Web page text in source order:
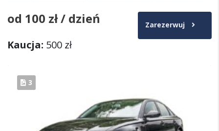
od 100 zł/ dzień Zarezerwuj
Kaucja: 500 zł
3